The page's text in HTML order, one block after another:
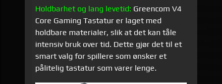
Holdbarhet og lang levetid: Greencom V4
Core Gaming Tastatur er laget med
holdbare materialer, slik at det kan tåle
intensiv bruk over tid. Dette gjør det til et
smart valg for spillere som ønsker et
pålitelig tastatur som varer lenge.